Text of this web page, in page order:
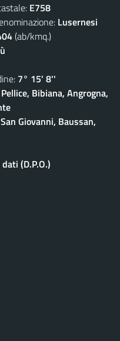
E758
Lusernesi
(ab/kmq.)
7° 15' 8''
Bibiana, Angrogna,
Giovanni, Baussan,
(D.P.O.)